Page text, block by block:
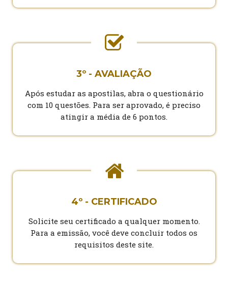
3º - AVALIAÇÃO
Após estudar as apostilas, abra o questionário
com 10 questões. Para ser aprovado, é preciso
atingir a média de 6 pontos.
4º - CERTIFICADO
Solicite seu certificado a qualquer momento.
Para a emissão, você deve concluir todos os
requisitos deste site.